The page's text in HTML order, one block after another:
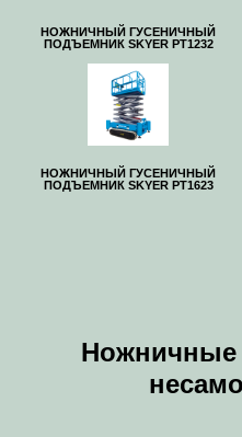
НОЖНИЧНЫЙ ГУСЕНИЧНЫЙ
ПОДЪЕМНИК SKYER PT1232
НОЖНИЧНЫЙ ГУСЕНИЧНЫЙ
ПОДЪЕМНИК SKYER PT1623
Ножничные